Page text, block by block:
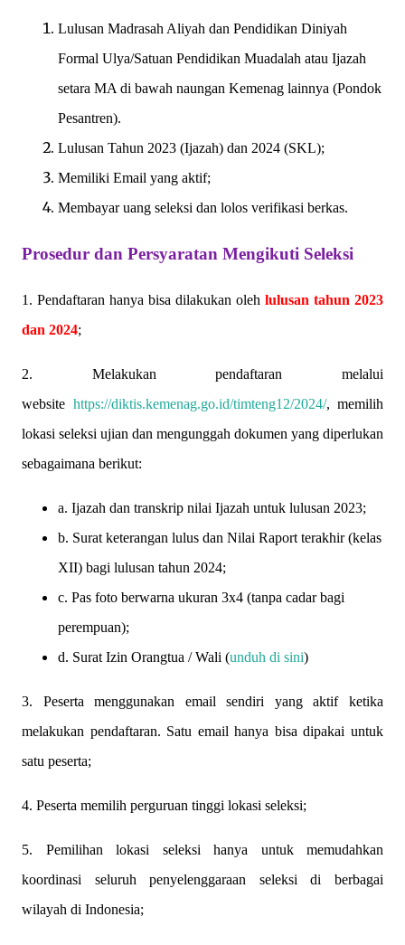
Lulusan Madrasah Aliyah dan Pendidikan Diniyah
Formal Ulya/Satuan Pendidikan Muadalah atau Ijazah
setara MA di bawah naungan Kemenag lainnya (Pondok
Pesantren).
Lulusan Tahun 2023 (Ijazah) dan 2024 (SKL);
Memiliki Email yang aktif;
Membayar uang seleksi dan lolos verifikasi berkas.
Prosedur dan Persyaratan Mengikuti Seleksi
1. Pendaftaran hanya bisa dilakukan oleh lulusan tahun 2023
dan 2024;
2. Melakukan pendaftaran melalui
website https://diktis.kemenag.go.id/timteng12/2024/, memilih
lokasi seleksi ujian dan mengunggah dokumen yang diperlukan
sebagaimana berikut:
a. Ijazah dan transkrip nilai Ijazah untuk lulusan 2023;
b. Surat keterangan lulus dan Nilai Raport terakhir (kelas
XII) bagi lulusan tahun 2024;
c. Pas foto berwarna ukuran 3x4 (tanpa cadar bagi
perempuan);
d. Surat Izin Orangtua / Wali (unduh di sini)
3. Peserta menggunakan email sendiri yang aktif ketika
melakukan pendaftaran. Satu email hanya bisa dipakai untuk
satu peserta;
4. Peserta memilih perguruan tinggi lokasi seleksi;
5. Pemilihan lokasi seleksi hanya untuk memudahkan
koordinasi seluruh penyelenggaraan seleksi di berbagai
wilayah di Indonesia;